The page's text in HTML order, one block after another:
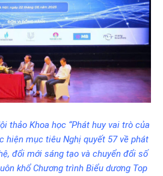
thảo Khoa học “Phát huy vai trò của
hiện mục tiêu Nghị quyết 57 về phát
đổi mới sáng tạo và chuyển đổi số
khổ Chương trình Biểu dương Top